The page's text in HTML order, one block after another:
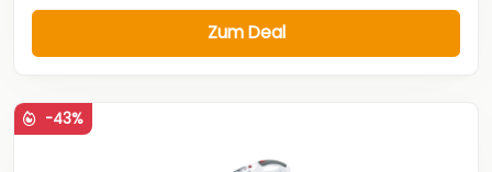
Zum Deal
-43%